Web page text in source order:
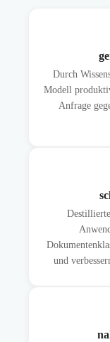
Durch
Modell
Anfrage
und